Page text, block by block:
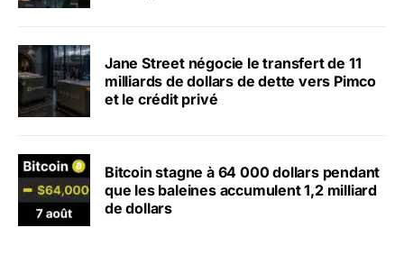
Jane Street négocie le transfert de 11
milliards de dollars de dette vers Pimco
et le crédit privé
Bitcoin stagne à 64 000 dollars pendant
que les baleines accumulent 1,2 milliard
de dollars